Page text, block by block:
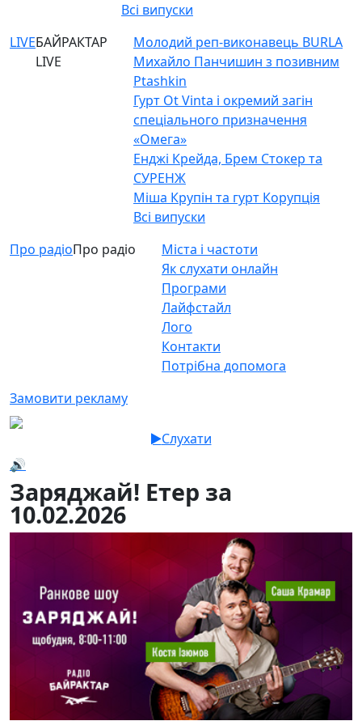
Всі випуски
LIVEБАЙРАКТАР
LIVE
Молодий реп-виконавець BURLA
Михайло Панчишин з позивним
Ptashkin
Гурт Ot Vinta і окремий загін
спеціального призначення
«Омега»
Енджі Крейда, Брем Стокер та
СУРЕНЖ
Міша Крупін та гурт Корупція
Всі випуски
Про радіоПро радіо
Міста і частоти
Як слухати онлайн
Програми
Лайфстайл
Лого
Контакти
Потрібна допомога
Замовити рекламу
Слухати
🔊
Заряджай! Етер за
10.02.2026